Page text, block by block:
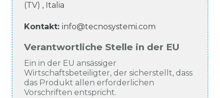
(TV) , Italia
Kontakt: info@tecnosystemi.com
Verantwortliche Stelle in der EU
Ein in der EU ansässiger
Wirtschaftsbeteiligter, der sicherstellt, dass
das Produkt allen erforderlichen
Vorschriften entspricht.